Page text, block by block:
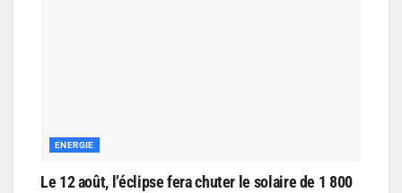
ENERGIE
Le 12 août, l’éclipse fera chuter le solaire de 1 800